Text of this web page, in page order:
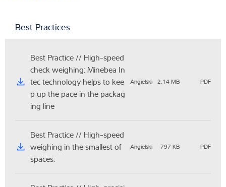
Best Practices
Best Practice // High-speed
check weighing: Minebea In
tec technology helps to kee
p up the pace in the packag
ing line
Angielski 2,14 MB PDF
Best Practice // High-speed
weighing in the smallest of
spaces:
Angielski 797 KB PDF